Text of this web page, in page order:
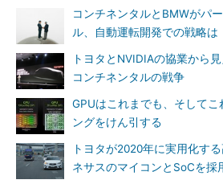
コンチネンタルとBMWがパ
ル、自動運転開発での戦略は
トヨタとNVIDIAの協業から
コンチネンタルの戦争
GPUはこれまでも、そして
ングをけん引する
トヨタが2020年に実用化す
ネサスのマイコンとSoCを採